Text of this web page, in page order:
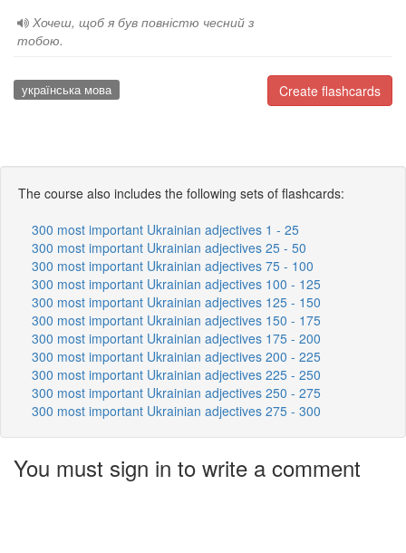
Хочеш, щоб я був повністю чесний з
тобою.
Create flashcards
українська мова
The course also includes the following sets of flashcards:
300 most important Ukrainian adjectives 1 - 25
300 most important Ukrainian adjectives 25 - 50
300 most important Ukrainian adjectives 75 - 100
300 most important Ukrainian adjectives 100 - 125
300 most important Ukrainian adjectives 125 - 150
300 most important Ukrainian adjectives 150 - 175
300 most important Ukrainian adjectives 175 - 200
300 most important Ukrainian adjectives 200 - 225
300 most important Ukrainian adjectives 225 - 250
300 most important Ukrainian adjectives 250 - 275
300 most important Ukrainian adjectives 275 - 300
You must sign in to write a comment